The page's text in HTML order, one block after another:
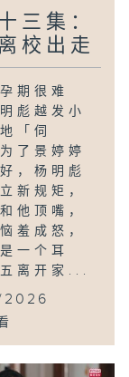
三集：
校出走
期很难
彪越发小
「伺
了景婷婷
，杨明彪
新规矩，
他顶嘴，
羞成怒，
一个耳
离开家...